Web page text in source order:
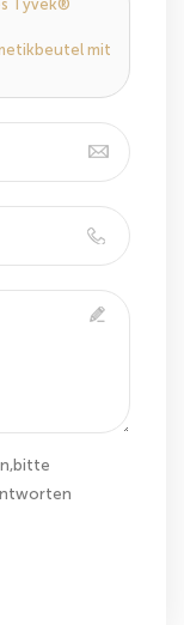
Tyvek®
mit